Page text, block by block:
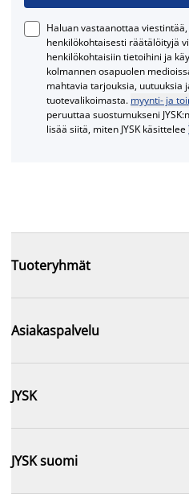
Haluan vastaanottaa
henkilökohtaisesti räätälöityjä
henkilökohtaisiin tietoihini ja
kolmannen osapuolen
mahtavia tarjouksia, uutuuksia
tuotevalikoimasta. myynti- ja
peruuttaa suostumukseni
lisää siitä, miten JYSK käsittelee
Tuoteryhmät
Asiakaspalvelu
JYSK
JYSK suomi